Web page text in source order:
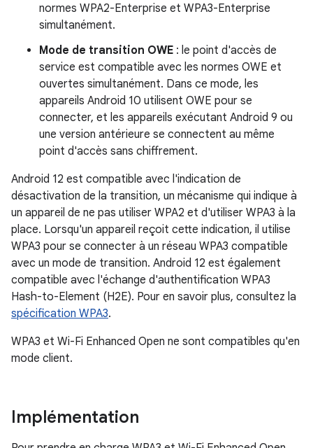
normes WPA2-Enterprise et WPA3-Enterprise
simultanément.
Mode de transition OWE : le point d'accès de
service est compatible avec les normes OWE et
ouvertes simultanément. Dans ce mode, les
appareils Android 10 utilisent OWE pour se
connecter, et les appareils exécutant Android 9 ou
une version antérieure se connectent au même
point d'accès sans chiffrement.
Android 12 est compatible avec l'indication de
désactivation de la transition, un mécanisme qui indique à
un appareil de ne pas utiliser WPA2 et d'utiliser WPA3 à la
place. Lorsqu'un appareil reçoit cette indication, il utilise
WPA3 pour se connecter à un réseau WPA3 compatible
avec un mode de transition. Android 12 est également
compatible avec l'échange d'authentification WPA3
Hash-to-Element (H2E). Pour en savoir plus, consultez la
spécification WPA3.
WPA3 et Wi-Fi Enhanced Open ne sont compatibles qu'en
mode client.
Implémentation